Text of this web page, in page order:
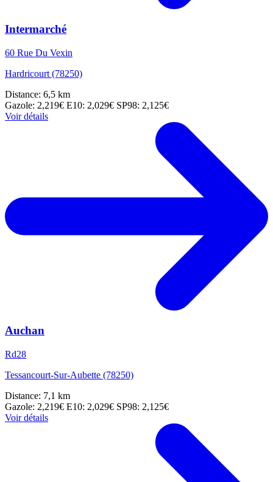
Intermarché
60 Rue Du Vexin
Hardricourt (78250)
Distance: 6,5 km
Gazole: 2,219€ E10: 2,029€ SP98: 2,125€
Voir détails
Auchan
Rd28
Tessancourt-Sur-Aubette (78250)
Distance: 7,1 km
Gazole: 2,219€ E10: 2,029€ SP98: 2,125€
Voir détails